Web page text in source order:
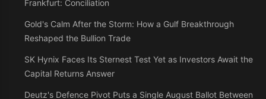
Frankfurt: Conciliation
Gold's Calm After the Storm: How a Gulf Breakthrough
Reshaped the Bullion Trade
SK Hynix Faces Its Sternest Test Yet as Investors Await the
Capital Returns Answer
Deutz's Defence Pivot Puts a Single August Ballot Between